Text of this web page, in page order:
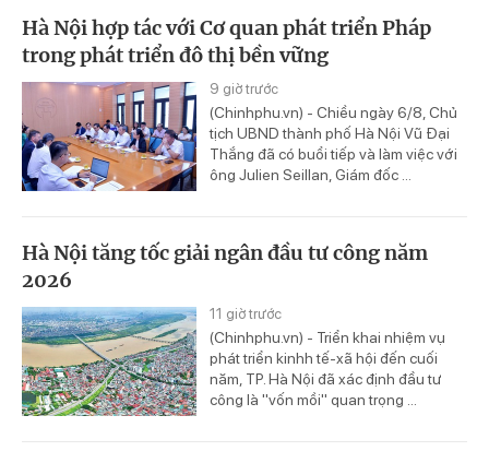
Hà Nội hợp tác với Cơ quan phát triển Pháp
trong phát triển đô thị bền vững
9 giờ trước
(Chinhphu.vn) - Chiều ngày 6/8, Chủ
tịch UBND thành phố Hà Nội Vũ Đại
Thắng đã có buổi tiếp và làm việc với
ông Julien Seillan, Giám đốc ...
Hà Nội tăng tốc giải ngân đầu tư công năm
2026
11 giờ trước
(Chinhphu.vn) - Triển khai nhiệm vụ
phát triển kinhh tế-xã hội đến cuối
năm, TP. Hà Nội đã xác định đầu tư
công là "vốn mồi" quan trọng ...